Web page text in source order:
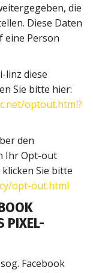
die
Diese Daten
eine Person
linz diese
Sie bitte hier:
optout.html?
den
Ihr Opt-out
Sie bitte
opt-out.html
PIXEL-
Facebook